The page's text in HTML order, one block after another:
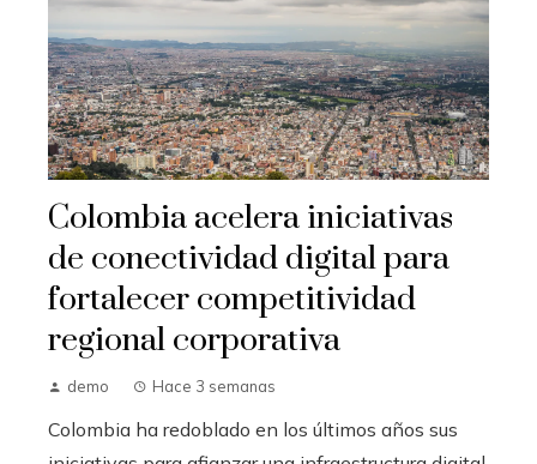
Colombia acelera iniciativas
de conectividad digital para
fortalecer competitividad
regional corporativa
demo Hace 3 semanas
Colombia ha redoblado en los últimos años sus